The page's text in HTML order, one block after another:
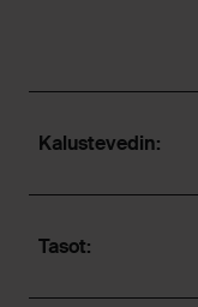
Kalustevedin:
Tasot: